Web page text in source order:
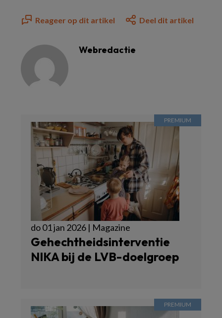
Reageer op dit artikel Deel dit artikel
Webredactie
do 01 jan 2026 | Magazine
Gehechtheidsinterventie
NIKA bij de LVB-doelgroep